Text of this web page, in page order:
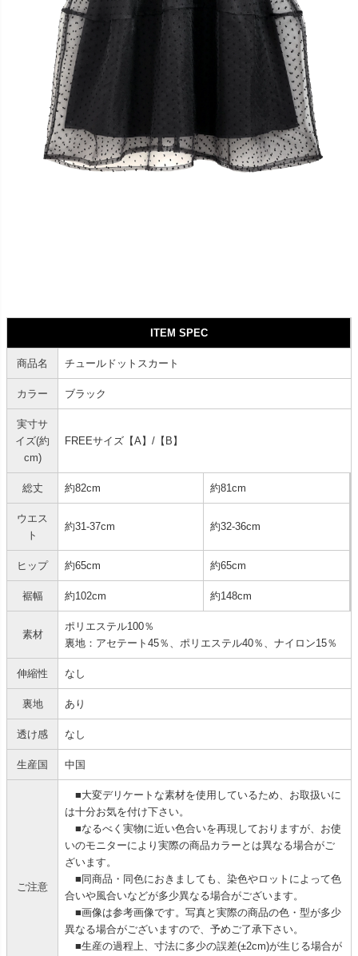
ITEM SPEC
商品名 チュールドットスカート
カラー ブラック
実寸サ
イズ(約
cm)
FREEサイズ【A】/【B】
総丈 約82cm 約81cm
ウエス
ト
約31-37cm 約32-36cm
ヒップ 約65cm 約65cm
裾幅 約102cm 約148cm
素材
ポリエステル100％
裏地：アセテート45％、ポリエステル40％、ナイロン15％
伸縮性 なし
裏地 あり
透け感 なし
生産国 中国
ご注意
■大変デリケートな素材を使用しているため、お取扱いに
は十分お気を付け下さい。
■なるべく実物に近い色合いを再現しておりますが、お使
いのモニターにより実際の商品カラーとは異なる場合がご
ざいます。
■同商品・同色におきましても、染色やロットによって色
合いや風合いなどが多少異なる場合がございます。
■画像は参考画像です。写真と実際の商品の色・型が多少
異なる場合がございますので、予めご了承下さい。
■生産の過程上、寸法に多少の誤差(±2cm)が生じる場合が